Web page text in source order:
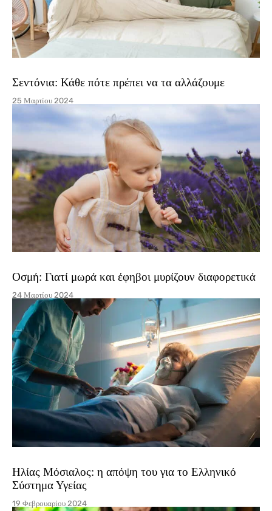
Σεντόνια: Κάθε πότε πρέπει να τα αλλάζουμε
25 Μαρτίου 2024
Οσμή: Γιατί μωρά και έφηβοι μυρίζουν διαφορετικά
24 Μαρτίου 2024
Ηλίας Μόσιαλος: η απόψη του για το Ελληνικό
Σύστημα Υγείας
19 Φεβρουαρίου 2024